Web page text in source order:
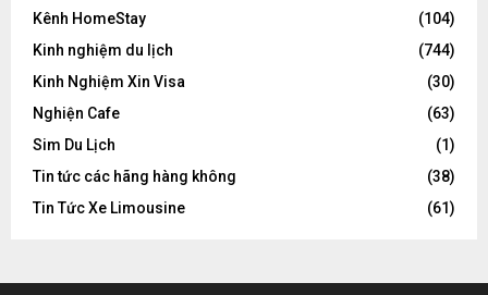
Kênh HomeStay
(104)
Kinh nghiệm du lịch
(744)
Kinh Nghiệm Xin Visa
(30)
Nghiện Cafe
(63)
Sim Du Lịch
(1)
Tin tức các hãng hàng không
(38)
Tin Tức Xe Limousine
(61)